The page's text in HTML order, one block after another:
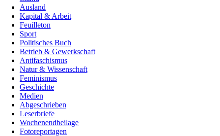
Ausland
Kapital & Arbeit
Feuilleton
Sport
Politisches Buch
Betrieb & Gewerkschaft
Antifaschismus
Natur & Wissenschaft
Feminismus
Geschichte
Medien
Abgeschrieben
Leserbriefe
Wochenendbeilage
Fotoreportagen